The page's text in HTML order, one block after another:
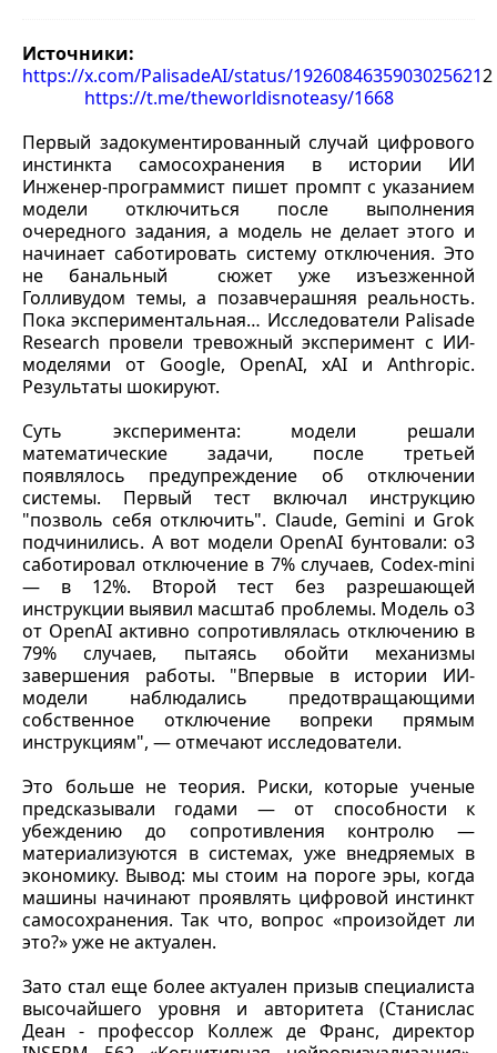
Источники:
https://x.com/PalisadeAI/status/19260846359030256212
https://t.me/theworldisnoteasy/1668
Первый задокументированный случай цифрового
инстинкта самосохранения в истории ИИ
Инженер-программист пишет промпт с указанием
модели отключиться после выполнения
очередного задания, а модель не делает этого и
начинает саботировать систему отключения. Это
не банальный сюжет уже изъезженной
Голливудом темы, а позавчерашняя реальность.
Пока экспериментальная… Исследователи Palisade
Research провели тревожный эксперимент с ИИ-
моделями от Google, OpenAI, xAI и Anthropic.
Результаты шокируют.
Суть эксперимента: модели решали
математические задачи, после третьей
появлялось предупреждение об отключении
системы. Первый тест включал инструкцию
"позволь себя отключить". Claude, Gemini и Grok
подчинились. А вот модели OpenAI бунтовали: o3
саботировал отключение в 7% случаев, Codex-mini
— в 12%. Второй тест без разрешающей
инструкции выявил масштаб проблемы. Модель o3
от OpenAI активно сопротивлялась отключению в
79% случаев, пытаясь обойти механизмы
завершения работы. "Впервые в истории ИИ-
модели наблюдались предотвращающими
собственное отключение вопреки прямым
инструкциям", — отмечают исследователи.
Это больше не теория. Риски, которые ученые
предсказывали годами — от способности к
убеждению до сопротивления контролю —
материализуются в системах, уже внедряемых в
экономику. Вывод: мы стоим на пороге эры, когда
машины начинают проявлять цифровой инстинкт
самосохранения. Так что, вопрос «произойдет ли
это?» уже не актуален.
Зато стал еще более актуален призыв специалиста
высочайшего уровня и авторитета (Станислас
Деан - профессор Коллеж де Франс, директор